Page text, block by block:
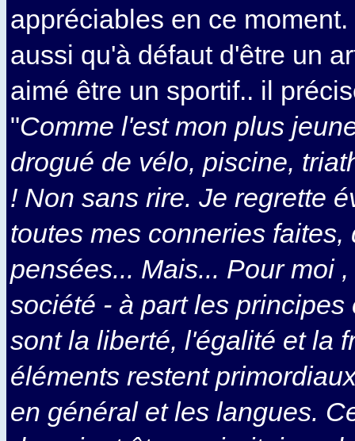
appréciables en ce
aussi qu'à défaut d'être un
aimé être un sportif.. il
"Comme l'est mon plus
drogué de vélo, piscine,
! Non sans rire. Je regrette
toutes mes conneries faites,
pensées... Mais... Pour moi
société - à part les principes
sont la liberté, l'égalité et la
éléments restent
en général et les langues.